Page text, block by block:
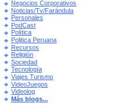
Negocios Corporativos
Noticias/Tv/Farándula
Personales
PodCast
Política
Politica Peruana
Recursos
Religión
Sociedad
Tecnología
Viajes Turismo
VideoJuegos
Videolog
Más blogs...